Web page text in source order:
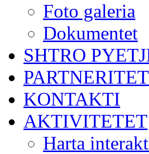
Foto galeria
Dokumentet
SHTRO
KONTAKTI
AKTIVITETET
Harta